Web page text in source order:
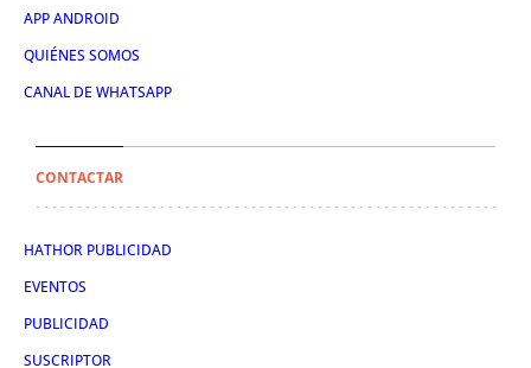
APP ANDROID
QUIÉNES SOMOS
CANAL DE WHATSAPP
CONTACTAR
HATHOR PUBLICIDAD
EVENTOS
PUBLICIDAD
SUSCRIPTOR